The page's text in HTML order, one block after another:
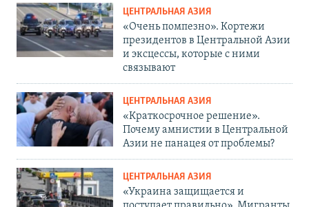
ЦЕНТРАЛЬНАЯ АЗИЯ
«Очень помпезно». Кортежи
президентов в Центральной Азии
и эксцессы, которые с ними
связывают
ЦЕНТРАЛЬНАЯ АЗИЯ
«Краткосрочное решение».
Почему амнистии в Центральной
Азии не панацея от проблемы?
ЦЕНТРАЛЬНАЯ АЗИЯ
«Украина защищается и